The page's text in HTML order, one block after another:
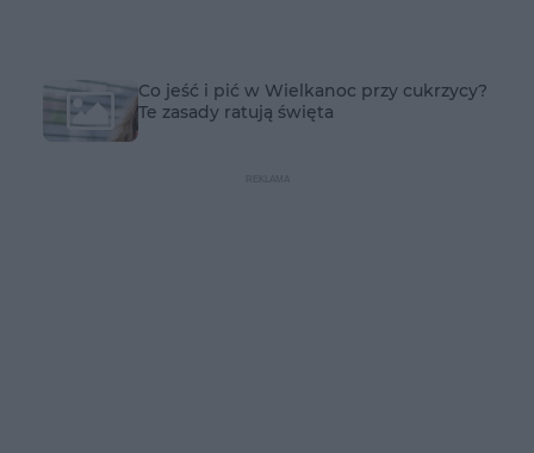
Co jeść i pić w Wielkanoc przy cukrzycy?
Te zasady ratują święta